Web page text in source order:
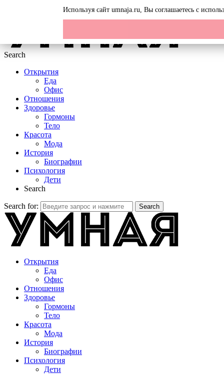
Search
Открытия
Еда
Офис
Отношения
Здоровье
Гормоны
Тело
Красота
Мода
История
Биографии
Психология
Дети
Search
Search for: Search
Открытия
Еда
Офис
Отношения
Здоровье
Гормоны
Тело
Красота
Мода
История
Биографии
Психология
Дети
Используя сайт umnaja.ru, Вы соглашаетесь с